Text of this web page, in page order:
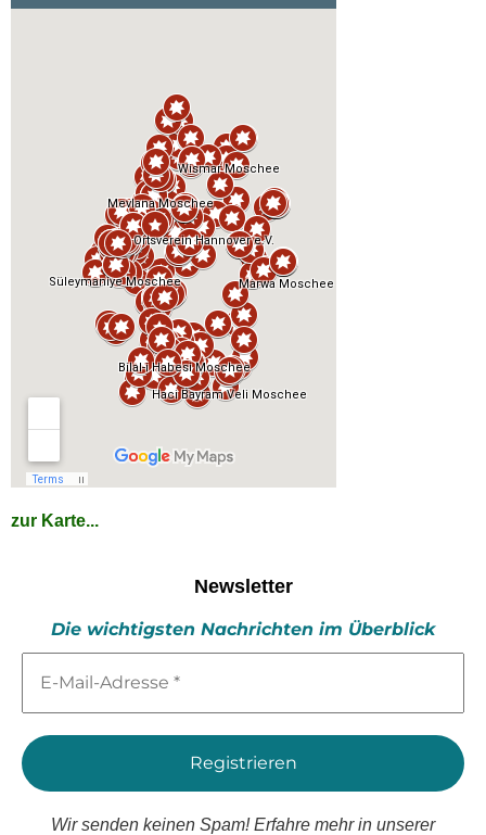
zur Karte...
Newsletter
Die wichtigsten Nachrichten im Überblick
Mail-
*
Wir senden keinen Spam! Erfahre mehr in unserer